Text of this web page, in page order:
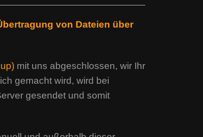
von Dateien über
mit uns abgeschlossen, wir Ihr
gemacht wird, wird bei
gesendet und somit